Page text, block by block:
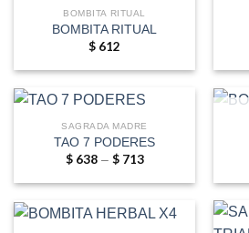
BOMBITA RITUAL
BOMBITA RITUAL
$ 612
SAGRADA MADRE
TAO 7 PODERES
$638 – $713Price
$ 638
$ 713